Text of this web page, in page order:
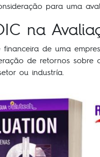
para uma
na
de uma
de retornos
ou industría.